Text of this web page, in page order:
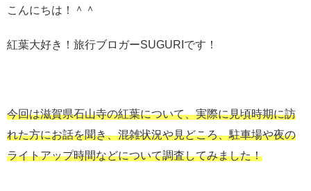
こんにちは！＾＾
紅葉大好き！旅行ブロガーSUGURIです！
今回は滋賀県石山寺の紅葉について、実際に見頃時期に訪
れた方にお話を聞き、混雑状況や見どころ、駐車場や夜の
ライトアップ時間などについて調査してみました！